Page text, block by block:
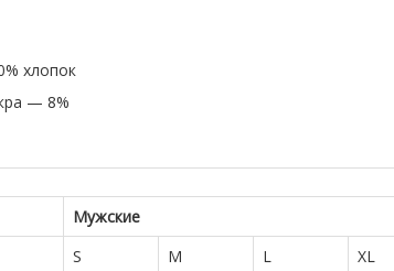
хлопок
— 8%
Мужские
S M L XL